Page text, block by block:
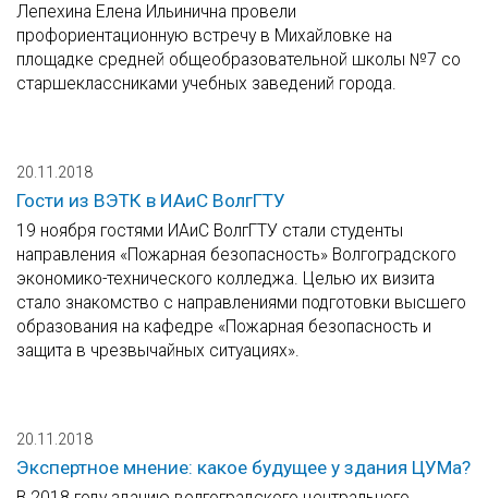
Лепехина Елена Ильинична провели
профориентационную встречу в Михайловке на
площадке средней общеобразовательной школы №7 со
старшеклассниками учебных заведений города.
20.11.2018
Гости из ВЭТК в ИАиС ВолгГТУ
19 ноября гостями ИАиС ВолгГТУ стали студенты
направления «Пожарная безопасность» Волгоградского
экономико-технического колледжа. Целью их визита
стало знакомство с направлениями подготовки высшего
образования на кафедре «Пожарная безопасность и
защита в чрезвычайных ситуациях».
20.11.2018
Экспертное мнение: какое будущее у здания ЦУМа?